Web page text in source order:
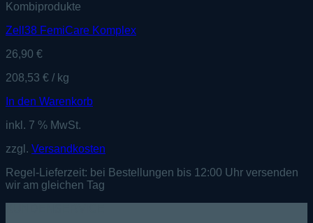
Kombiprodukte
Zell38 FemiCare Komplex
26,90 €
208,53 € / kg
In den Warenkorb
inkl. 7 % MwSt.
zzgl. Versandkosten
Regel-Lieferzeit: bei Bestellungen bis 12:00 Uhr versenden
wir am gleichen Tag